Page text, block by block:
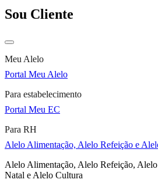
Sou Cliente
Meu Alelo
Portal Meu Alelo
Para estabelecimento
Portal Meu EC
Para RH
Alelo Alimentação, Alelo Refeição e
Alelo Alimentação, Alelo Refeição,
Natal e Alelo Cultura